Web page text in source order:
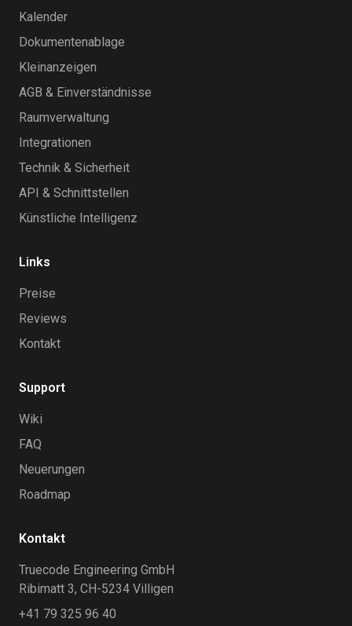
Kalender
Dokumentenablage
Kleinanzeigen
AGB & Einverständnisse
Raumverwaltung
Integrationen
Technik & Sicherheit
API & Schnittstellen
Künstliche Intelligenz
Links
Preise
Reviews
Kontakt
Support
Wiki
FAQ
Neuerungen
Roadmap
Kontakt
Truecode Engineering GmbH
Ribimatt 3, CH-5234 Villigen
+41 79 325 96 40